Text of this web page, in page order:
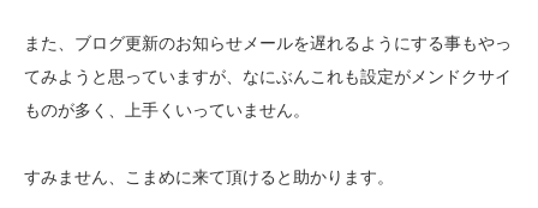
また、ブログ更新のお知らせメールを遅れるようにする事もやっ
てみようと思っていますが、なにぶんこれも設定がメンドクサイ
ものが多く、上手くいっていません。
すみません、こまめに来て頂けると助かります。